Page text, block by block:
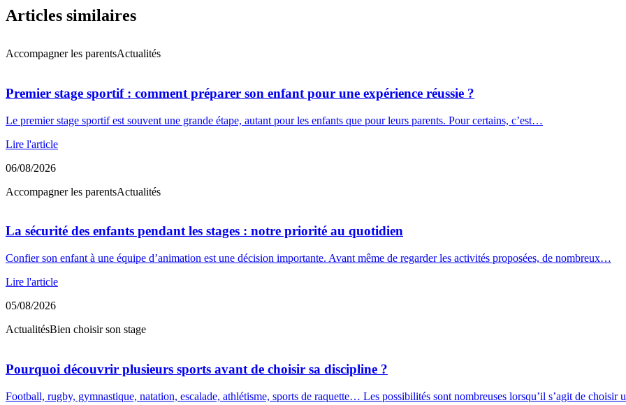
Articles similaires
Accompagner les parentsActualités
Premier stage sportif : comment préparer son enfant pour une expérience réussie ?
Le premier stage sportif est souvent une grande étape, autant pour les enfants que pour leurs parents. Pour certains, c’est…
Lire l'article
06/08/2026
Accompagner les parentsActualités
La sécurité des enfants pendant les stages : notre priorité au quotidien
Confier son enfant à une équipe d’animation est une décision importante. Avant même de regarder les activités proposées, de nombreux…
Lire l'article
05/08/2026
ActualitésBien choisir son stage
Pourquoi découvrir plusieurs sports avant de choisir sa discipline ?
Football, rugby, gymnastique, natation, escalade, athlétisme, sports de raquette… Les possibilités sont nombreuses lorsqu’il s’agit de